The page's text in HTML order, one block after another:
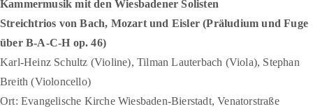
Kammermusik mit den Wiesbadener Solisten
Streichtrios von Bach, Mozart und Eisler (Präludium und Fuge
über B-A-C-H op. 46)
Karl-Heinz Schultz (Violine), Tilman Lauterbach (Viola), Stephan
Breith (Violoncello)
Ort: Evangelische Kirche Wiesbaden-Bierstadt, Venatorstraße